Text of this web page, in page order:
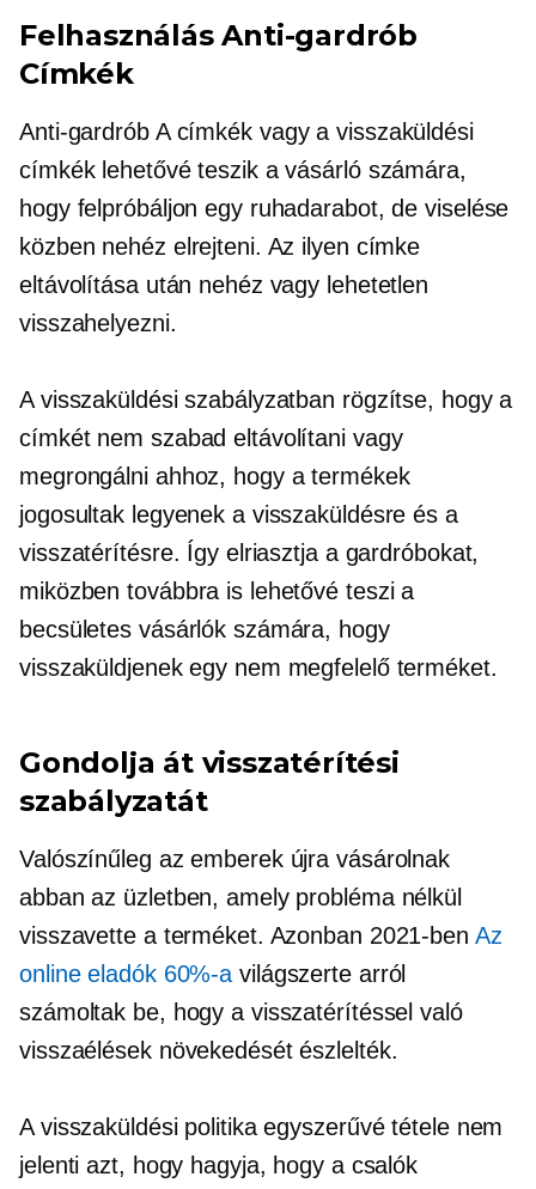
FelhasználásAnti-gardrób
Címkék
Anti-gardróbA címkék vagy a visszaküldési
címkék lehetővé teszik a vásárló számára,
hogy felpróbáljon egy ruhadarabot, de viselése
közben nehéz elrejteni. Az ilyen címke
eltávolítása után nehéz vagy lehetetlen
visszahelyezni.
A visszaküldési szabályzatban rögzítse, hogy a
címkét nem szabad eltávolítani vagy
megrongálni ahhoz, hogy a termékek
jogosultak legyenek a visszaküldésre és a
visszatérítésre. Így elriasztja a gardróbokat,
miközben továbbra is lehetővé teszi a
becsületes vásárlók számára, hogy
visszaküldjenek egy nem megfelelő terméket.
Gondolja át visszatérítési
szabályzatát
Valószínűleg az emberek újra vásárolnak
abban az üzletben, amely probléma nélkül
visszavette a terméket. Azonban 2021-ben Az
online eladók 60%-a világszerte arról
számoltak be, hogy a visszatérítéssel való
visszaélések növekedését észlelték.
A visszaküldési politika egyszerűvé tétele nem
jelenti azt, hogy hagyja, hogy a csalók